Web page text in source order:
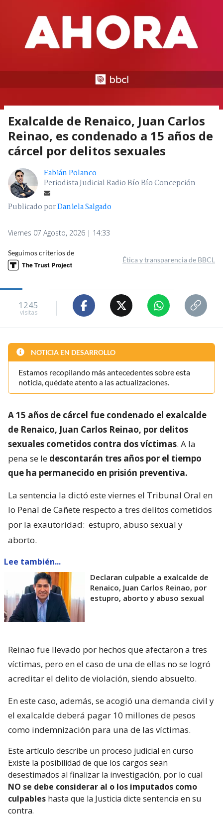
Exalcalde de Renaico, Juan Carlos
Reinao, es condenado a 15 años de
cárcel por delitos sexuales
Fabián Polanco
Periodista Judicial Radio Bío Bío Concepción
Publicado porDaniela Salgado
Viernes 07 Agosto, 2026 | 14:33
Seguimos criterios de
Ética y transparencia de BBCL
1245
visitas
NOTICIA EN DESARROLLO
Estamos recopilando más antecedentes sobre esta
noticia, quédate atento a las actualizaciones.
A 15 años de cárcel fue condenado el exalcalde
de Renaico, Juan Carlos Reinao, por delitos
sexuales cometidos contra dos víctimas. A la
pena se le descontarán tres años por el tiempo
que ha permanecido en prisión preventiva.
La sentencia la dictó este viernes el Tribunal Oral en
lo Penal de Cañete respecto a tres delitos cometidos
por la exautoridad: estupro, abuso sexual y
aborto.
Lee también...
Declaran culpable a exalcalde de
Renaico, Juan Carlos Reinao, por
estupro, aborto y abuso sexual
Reinao fue llevado por hechos que afectaron a tres
víctimas, pero en el caso de una de ellas no se logró
acreditar el delito de violación, siendo absuelto.
En este caso, además, se acogió una demanda civil y
el exalcalde deberá pagar 10 millones de pesos
como indemnización para una de las víctimas.
Este artículo describe un proceso judicial en curso
Existe la posibilidad de que los cargos sean
desestimados al finalizar la investigación, por lo cual
NO se debe considerar al o los imputados como
culpables hasta que la Justicia dicte sentencia en su
contra.